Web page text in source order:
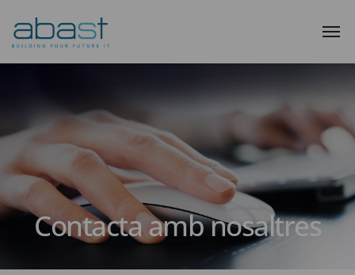
Contacta amb nosaltres